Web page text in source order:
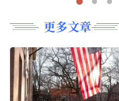
更多文章